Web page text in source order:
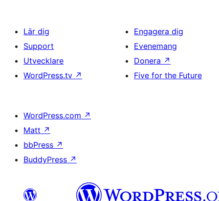
Lär dig
Support
Utvecklare
WordPress.tv ↗
Engagera dig
Evenemang
Donera ↗
Five for the Future
WordPress.com ↗
Matt ↗
bbPress ↗
BuddyPress ↗